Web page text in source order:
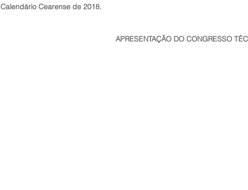
Calendário Cearense de 2018.
APRESENTAÇÃO DO CONGRESSO